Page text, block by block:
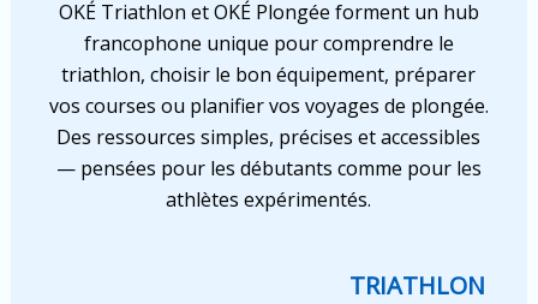
OKÉ Triathlon et OKÉ Plongée forment un hub
francophone unique pour comprendre le
triathlon, choisir le bon équipement, préparer
vos courses ou planifier vos voyages de plongée.
Des ressources simples, précises et accessibles
— pensées pour les débutants comme pour les
athlètes expérimentés.
TRIATHLON